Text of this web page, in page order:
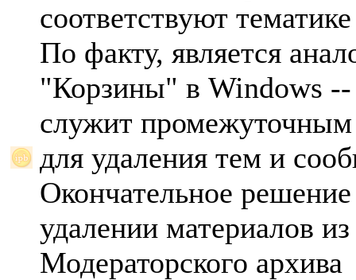
соответствуют
По факту, является
"Корзины" в Windows --
служит промежуточным
для удаления тем и
Окончательное
удалении материалов из
Модераторского архива